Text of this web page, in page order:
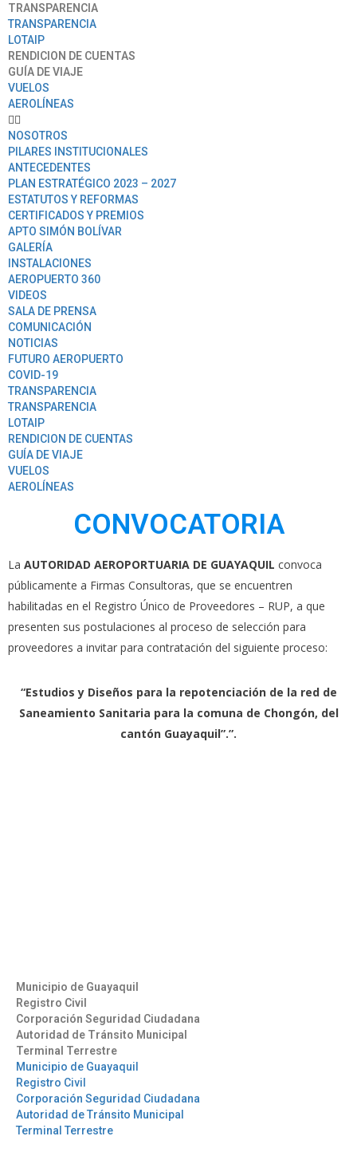
TRANSPARENCIA
TRANSPARENCIA
LOTAIP
RENDICION DE CUENTAS
GUÍA DE VIAJE
VUELOS
AEROLÍNEAS
NOSOTROS
PILARES INSTITUCIONALES
ANTECEDENTES
PLAN ESTRATÉGICO 2023 – 2027
ESTATUTOS Y REFORMAS
CERTIFICADOS Y PREMIOS
APTO SIMÓN BOLÍVAR
GALERÍA
INSTALACIONES
AEROPUERTO 360
VIDEOS
SALA DE PRENSA
COMUNICACIÓN
NOTICIAS
FUTURO AEROPUERTO
COVID-19
TRANSPARENCIA
TRANSPARENCIA
LOTAIP
RENDICION DE CUENTAS
GUÍA DE VIAJE
VUELOS
AEROLÍNEAS
CONVOCATORIA
La AUTORIDAD AEROPORTUARIA DE GUAYAQUIL convoca
públicamente a Firmas Consultoras, que se encuentren
habilitadas en el Registro Único de Proveedores – RUP, a que
presenten sus postulaciones al proceso de selección para
proveedores a invitar para contratación del siguiente proceso:
“Estudios y Diseños para la repotenciación de la red de
Saneamiento Sanitaria para la comuna de Chongón, del
cantón Guayaquil”.”.
Municipio de Guayaquil
Registro Civil
Corporación Seguridad Ciudadana
Autoridad de Tránsito Municipal
Terminal Terrestre
Municipio de Guayaquil
Registro Civil
Corporación Seguridad Ciudadana
Autoridad de Tránsito Municipal
Terminal Terrestre